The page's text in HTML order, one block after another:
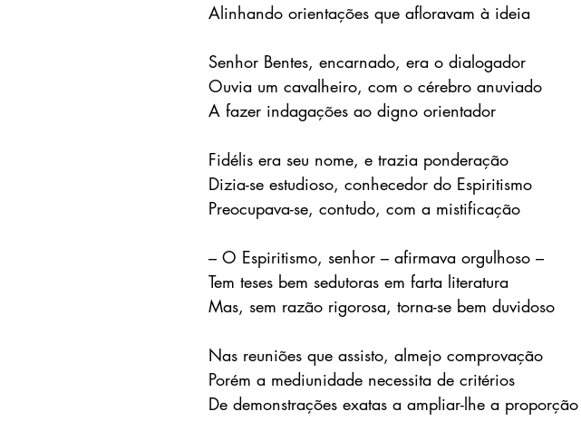
Alinhando orientações que afloravam à ideia
Senhor Bentes, encarnado, era o dialogador
Ouvia um cavalheiro, com o cérebro anuviado
A fazer indagações ao digno orientador
Fidélis era seu nome, e trazia ponderação
Dizia-se estudioso, conhecedor do Espiritismo
Preocupava-se, contudo, com a mistificação
– O Espiritismo, senhor – afirmava orgulhoso –
Tem teses bem sedutoras em farta literatura
Mas, sem razão rigorosa, torna-se bem duvidoso
Nas reuniões que assisto, almejo comprovação
Porém a mediunidade necessita de critérios
De demonstrações exatas a ampliar-lhe a proporção